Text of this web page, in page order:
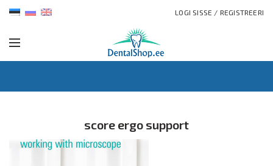
LOGI SISSE / REGISTREERI
score ergo support